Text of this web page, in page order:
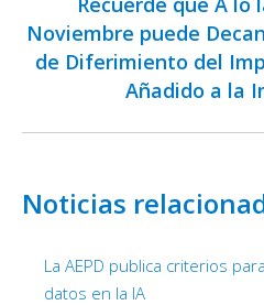
Noviembre puede
de Diferimiento del
Añadido a la
Noticias
La AEPD publica criterios
datos en la IA